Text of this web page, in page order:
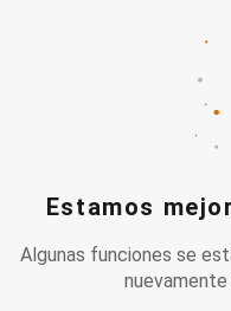
Estamos
Algunas funciones se